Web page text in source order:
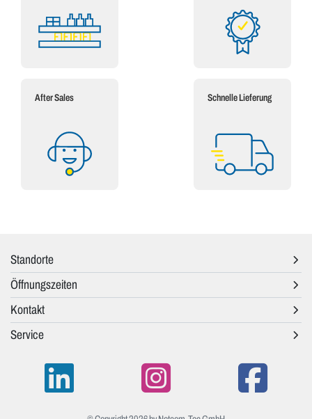
After Sales Schnelle Lieferung
Standorte
Öffnungszeiten
Kontakt
Service